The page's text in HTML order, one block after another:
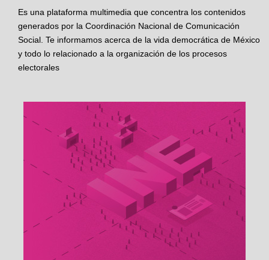
Es una plataforma multimedia que concentra los contenidos
generados por la Coordinación Nacional de Comunicación
Social. Te informamos acerca de la vida democrática de México
y todo lo relacionado a la organización de los procesos
electorales